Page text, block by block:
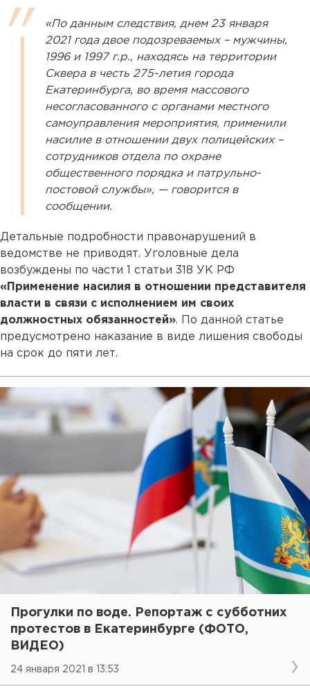
«По данным следствия, днем 23 января
2021 года двое подозреваемых – мужчины,
1996 и 1997 г.р., находясь на территории
Сквера в честь 275-летия города
Екатеринбурга, во время массового
несогласованного с органами местного
самоуправления мероприятия, применили
насилие в отношении двух полицейских –
сотрудников отдела по охране
общественного порядка и патрульно-
постовой службы», — говорится в
сообщении.
Детальные подробности правонарушений в
ведомстве не приводят. Уголовные дела
возбуждены по части 1 статьи 318 УК РФ
«Применение насилия в отношении представителя
власти в связи с исполнением им своих
должностных обязанностей». По данной статье
предусмотрено наказание в виде лишения свободы
на срок до пяти лет.
Прогулки по воде. Репортаж с субботних
протестов в Екатеринбурге (ФОТО,
ВИДЕО)
24 января 2021 в 13:53